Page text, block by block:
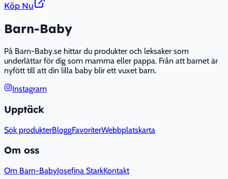
Köp Nu
Barn-Baby
På Barn-Baby.se hittar du produkter och leksaker som
underlättar för dig som mamma eller pappa. Från att barnet är
nyfött till att din lilla baby blir ett vuxet barn.
Instagram
Upptäck
Sök produkterBloggFavoriterWebbplatskarta
Om oss
Om Barn-BabyJosefina StarkKontakt